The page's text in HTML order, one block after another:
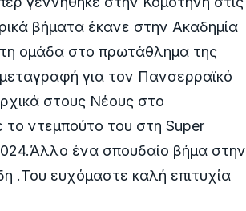
βήματα έκανε στην Ακαδημία
ομάδα στο πρωτάθλημα της
για τον Πανσερραϊκό
στους Νέους στο
ντεμπούτο του στη Super
ένα σπουδαίο βήμα στην
.Του ευχόμαστε καλή επιτυχία